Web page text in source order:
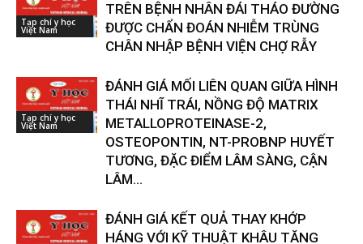
Tạp chí y học
Việt Nam
TRÊN BỆNH NHÂN ĐÁI THÁO ĐƯỜNG
ĐƯỢC CHẨN ĐOÁN NHIỄM TRÙNG
CHÂN NHẬP BỆNH VIỆN CHỢ RẪY
Tạp chí y học
Việt Nam
ĐÁNH GIÁ MỐI LIÊN QUAN GIỮA HÌNH
THÁI NHĨ TRÁI, NỒNG ĐỘ MATRIX
METALLOPROTEINASE-2,
OSTEOPONTIN, NT-PROBNP HUYẾT
TƯƠNG, ĐẶC ĐIỂM LÂM SÀNG, CẬN
LÂM...
ĐÁNH GIÁ KẾT QUẢ THAY KHỚP
HÁNG VỚI KỸ THUẬT KHÂU TĂNG